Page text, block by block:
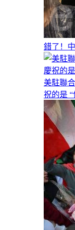
錯了！
美駐聯
祝的是